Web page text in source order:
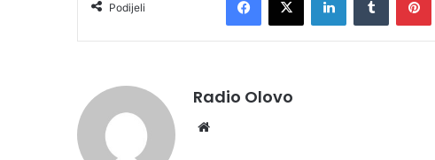
Podijeli
Radio Olovo